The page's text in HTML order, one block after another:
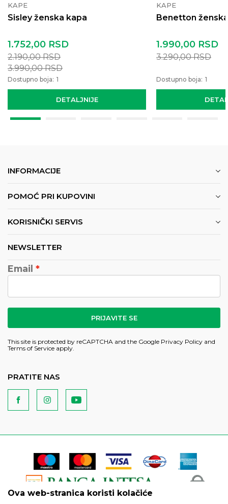
KAPE
Sisley ženska kapa
DETALJNIJE
1.752,00 RSD
2.190,00RSD
3.990,00RSD
Dostupno boja: 1
KAPE
Benetton
1.990,00 RSD
3.290,00RSD
Dostupno boja: 1
INFORMACIJE
POMOĆ PRI KUPOVINI
KORISNIČKI SERVIS
NEWSLETTER
Email
PRIJAVITE SE
This site is protected by reCAPTCHA and the Google Privacy Policy and
Terms of Service apply.
PRATITE NAS
Ova web-stranica koristi kolačiće